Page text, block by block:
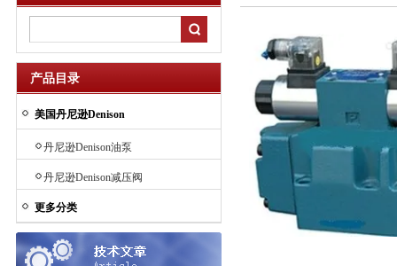
产品目录
美国丹尼逊Denison
丹尼逊Denison油泵
丹尼逊Denison减压阀
更多分类